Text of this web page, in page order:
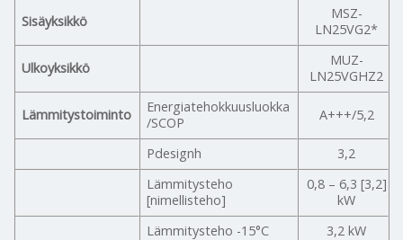
Sisäyksikkö
MSZ-
LN25VG2*
Ulkoyksikkö
MUZ-
LN25VGHZ2
Lämmitystoiminto
Energiatehokkuusluokka
/SCOP
A+++/5,2
Pdesignh
3,2
Lämmitysteho
[nimellisteho]
0,8 – 6,3 [3,2]
kW
Lämmitysteho -15°C
3,2 kW